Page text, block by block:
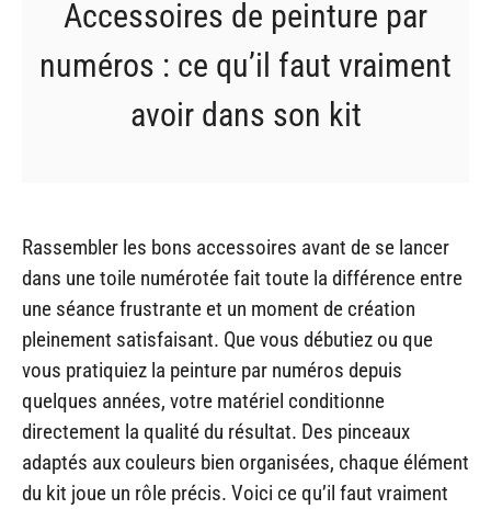
Accessoires de peinture par
numéros : ce qu’il faut vraiment
avoir dans son kit
Rassembler les bons accessoires avant de se lancer
dans une toile numérotée fait toute la différence entre
une séance frustrante et un moment de création
pleinement satisfaisant. Que vous débutiez ou que
vous pratiquiez la peinture par numéros depuis
quelques années, votre matériel conditionne
directement la qualité du résultat. Des pinceaux
adaptés aux couleurs bien organisées, chaque élément
du kit joue un rôle précis. Voici ce qu’il faut vraiment